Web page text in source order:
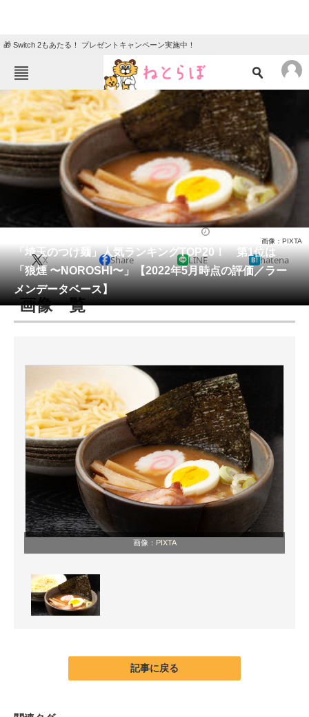
🎁 Switch 2もあたる！ プレゼントキャンペーン実施中！
ねとらぼメニュー
TOP ニュース
エンタメ
グルメ 地域
教育・育児
動物 リサーチ
会員記事
メディア
注目記事を集めた総合ページ
スマホと通信の最新トレンド
進化するPCとデバイスの未来
好きが集まる 比べて選べる
ビジネスと働き方のヒント
AI活用のいまが分かる
企業ITのトレンドを詳説
経営リーダーのコミュニティ
マーケ×ITの今がよく分かる
ITエンジニア向け専門サイト
IT製品の技術・比較・事例
「埼玉のつけ麺」人気ランキングTOP20！ 第1位は
「狼煙 〜NOROSHI〜」【2022年5月時点の評価／ラー
メンデータベース】
画像：PIXTA
X Share LINE hatena
画像一覧
画像： PIXTA
記事に戻る